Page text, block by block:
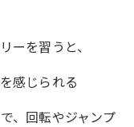
ーを習うと、
を感じられる
、回転やジャンプ